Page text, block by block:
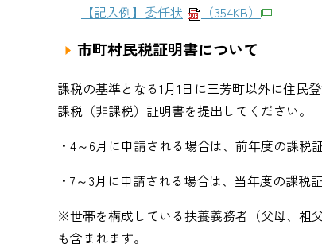
【記入例】委任状
（354KB）
市町村民税証明書について
課税の基準となる1月1日に三芳町以外に住民
課税（非課税）証明書を提出してください。
・4～6月に申請される場合は、前年度の課税
・7～3月に申請される場合は、当年度の課税
※世帯を構成している扶養義務者（父母、祖
も含まれます。